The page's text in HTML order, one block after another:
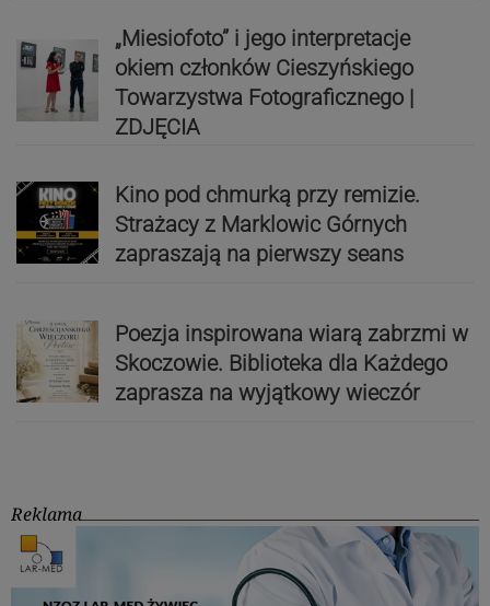
„Miesiofoto” i jego interpretacje
okiem członków Cieszyńskiego
Towarzystwa Fotograficznego |
ZDJĘCIA
Kino pod chmurką przy remizie.
Strażacy z Marklowic Górnych
zapraszają na pierwszy seans
Poezja inspirowana wiarą zabrzmi w
Skoczowie. Biblioteka dla Każdego
zaprasza na wyjątkowy wieczór
Reklama